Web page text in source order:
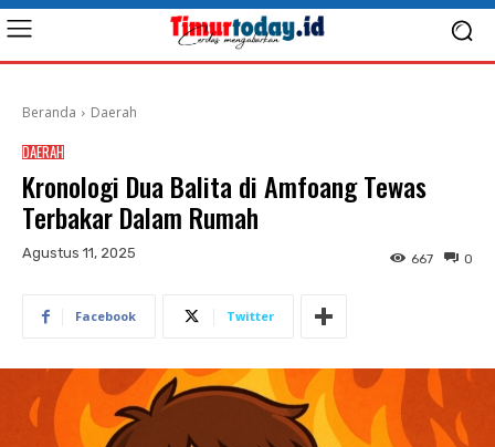
Beranda Daerah
DAERAH
Kronologi Dua Balita di Amfoang Tewas
Terbakar Dalam Rumah
Agustus 11, 2025 0
667
Facebook Twitter